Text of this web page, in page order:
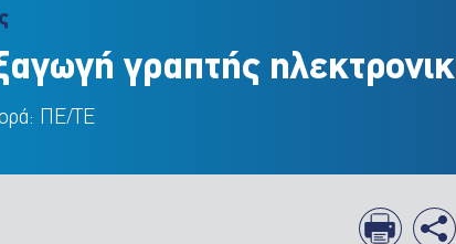
γραπτής
ΠΕ/ΤΕ